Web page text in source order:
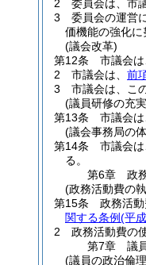
2
委員会は、市
3
委員会の運営
価機能の強化に
(議会改革)
第12条
市議会
2
市議会は、 前
3
市議会は、こ
(議員研修の充
第13条
市議会
(議会事務局の
第14条
市議会
る。
第6章
政
(政務活動費の
第15条
政務活
関する条例(平
2
政務活動費の
第7章
議
(議員の政治倫